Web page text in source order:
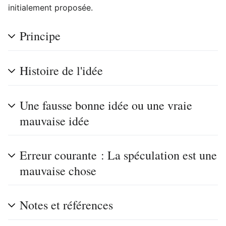
initialement proposée.
Principe
Histoire de l'idée
Une fausse bonne idée ou une vraie
mauvaise idée
Erreur courante : La spéculation est une
mauvaise chose
Notes et références